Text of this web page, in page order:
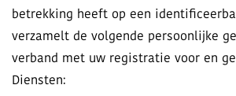
betrekking heeft op een
verzamelt de volgende persoonlijke
verband met uw registratie voor en
Diensten: